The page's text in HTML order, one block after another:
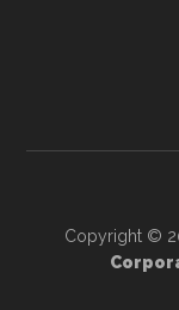
Copyright ©